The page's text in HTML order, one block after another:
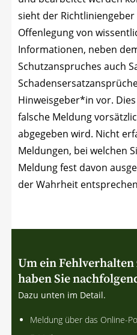
sieht der
Offen­le­gung von
Infor­ma­tio­nen, neben
Schutz­an­spru­ches auch
Hinweisgeber*in vor.
fal­sche Mel­dung
abge­ge­ben wird. Nicht
Mel­dun­gen, bei wel­chen
Mel­dung fest davon
der Wahr­heit
Um ein Fehlverhalten
haben Sie
Dazu unten im Detail.
Mel­dung über das Online-